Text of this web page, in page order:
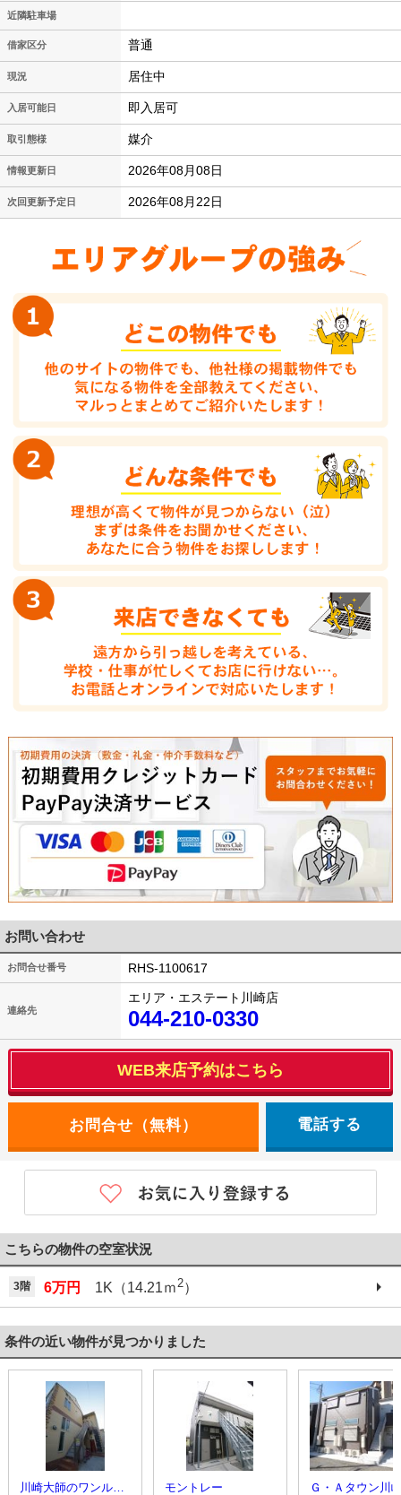
近隣駐車場
借家区分 普通
現況 居住中
入居可能日 即入居可
取引態様 媒介
情報更新日 2026年08月08日
次回更新予定日 2026年08月22日
お問い合わせ
お問合せ番号 RHS-1100617
連絡先
エリア・エステート川崎店
044-210-0330
WEB来店予約はこちら
電話する
こちらの物件の空室状況
3階 6万円 1K（14.21ｍ 2）
条件の近い物件が見つかりました
川崎大師のワンルーム賃貸アパート
モントレー